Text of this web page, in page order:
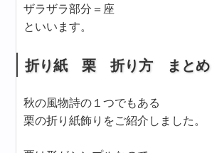
ザラザラ部分＝座
といいます。
折り紙 栗 折り方 まとめ
秋の風物詩の１つでもある
栗の折り紙飾りをご紹介しました。